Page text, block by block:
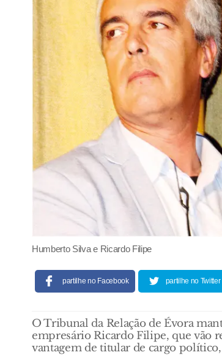
Humberto Silva e Ricardo Filipe
partilhe no Facebook partilhe no Twitter
O Tribunal da Relação de Évora
empresário Ricardo Filipe, que vão
vantagem de titular de cargo